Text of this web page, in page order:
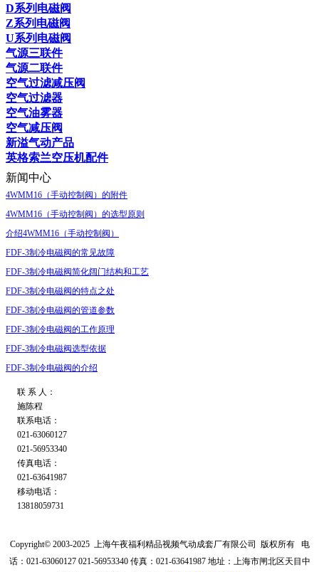
D系列电磁阀
Z系列电磁阀
U系列电磁阀
气源三联件
气源二联件
空气过滤减压阀
空气过滤器
空气油雾器
空气减压阀
新溢气动产品
英格索兰空压机配件
新闻中心
4WMM16（手动控制阀）的附件
4WMM16（手动控制阀）的选型原则
介绍4WMM16（手动控制阀）
FDF-3制冷电磁阀的常见故障
FDF-3制冷电磁阀简化阔门结构和工艺
FDF-3制冷电磁阀的特点之处
FDF-3制冷电磁阀的管道参数
FDF-3制冷电磁阀的工作原理
FDF-3制冷电磁阀选型依据
FDF-3制冷电磁阀的介绍
联 系 人：
施陈程
联系电话：
021-63060127
021-56953340
传真电话：
021-63641987
移动电话：
13818059731
Copyright© 2003-2025 上海午夜福利精品视频气动成套厂有限公司 版权所有 电
话：021-63060127 021-56953340 传真：021-63641987 地址：上海市闸北区天目中